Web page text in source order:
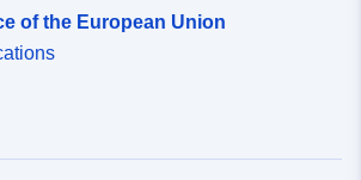
of the European Union